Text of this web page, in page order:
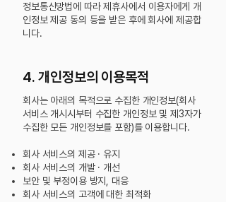
정보통신망법에 따라 제휴사에서 이용자에게 개
인정보 제공 동의 등을 받은 후에 회사에 제공합
니다.
4. 개인정보의 이용목적
회사는 아래의 목적으로 수집한 개인정보(회사
서비스 개시시부터 수집한 개인정보 및 제3자가
수집한 모든 개인정보를 포함)를 이용합니다.
회사 서비스의 제공 · 유지
회사 서비스의 개발 · 개선
보안 및 부정이용 방지, 대응
회사 서비스의 고객에 대한 최적화